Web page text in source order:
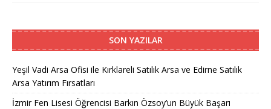
SON YAZILAR
Yeşil Vadi Arsa Ofisi ile Kırklareli Satılık Arsa ve Edirne Satılık
Arsa Yatırım Fırsatları
İzmir Fen Lisesi Öğrencisi Barkın Özsoy’un Büyük Başarı